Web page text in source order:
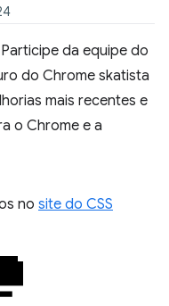
da equipe do
do Chrome skatista
mais recentes e
o Chrome e a
no site do CSS